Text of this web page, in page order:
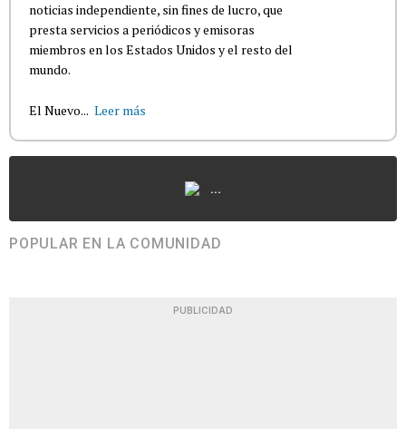
noticias independiente, sin fines de lucro, que
presta servicios a periódicos y emisoras
miembros en los Estados Unidos y el resto del
mundo.
El Nuevo... Leer más
...
POPULAR EN LA COMUNIDAD
PUBLICIDAD